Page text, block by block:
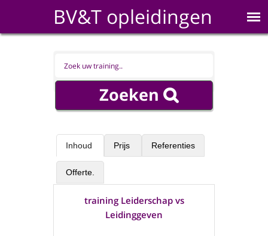
BV&T opleidingen
Inhoud Prijs Referenties
Offerte.
training Leiderschap vs
Leidinggeven